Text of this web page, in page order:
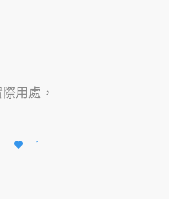
用處，

愛
它
1